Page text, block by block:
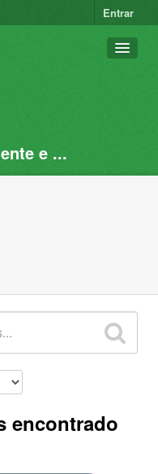
Entrar
e ...
encontrado